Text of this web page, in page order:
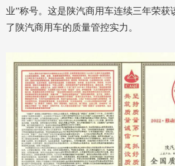
业”称号。这是陕汽商用车连续三年荣获
了陕汽商用车的质量管控实力。